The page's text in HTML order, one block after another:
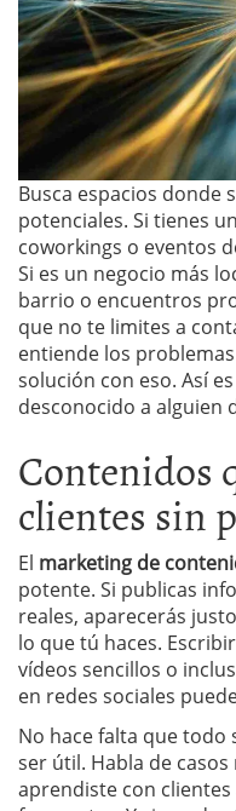
Busca espacios donde
potenciales. Si tienes
coworkings o eventos
Si es un negocio más
barrio o encuentros
que no te limites a
entiende los
solución con eso. Así
desconocido a alguien
Contenidos
clientes sin
El marketing de
potente. Si publicas
reales, aparecerás
lo que tú haces.
vídeos sencillos o
en redes sociales
No hace falta que todo
ser útil. Habla de
aprendiste con